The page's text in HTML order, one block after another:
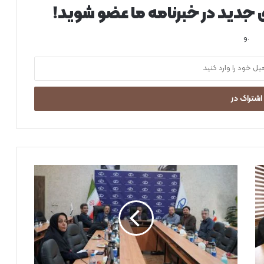
جدید در خبرنامه ما عضو شوید!
.و
ل
ز
ی
م
ق
ص